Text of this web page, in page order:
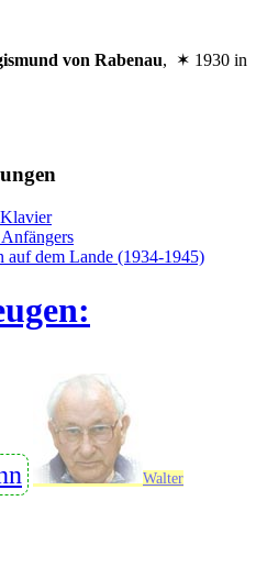
von Rabenau, ✶ 1930 in
Klavier
dem Lande (1934-1945)
Walter